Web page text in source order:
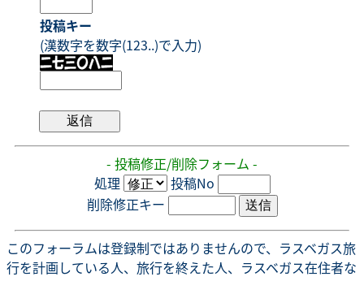
投稿キー
(漢数字を数字(123..)で入力)
- 投稿修正/削除フォーム -
処理
投稿No
削除修正キー
このフォーラムは登録制ではありませんので、ラスベガス旅
行を計画している人、旅行を終えた人、ラスベガス在住者な